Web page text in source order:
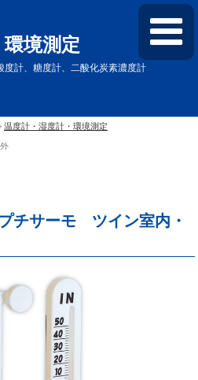
境測定
計、糖度計、二酸化炭素濃度計
温度計・湿度計・環境測定
チサーモ ツイン室内・